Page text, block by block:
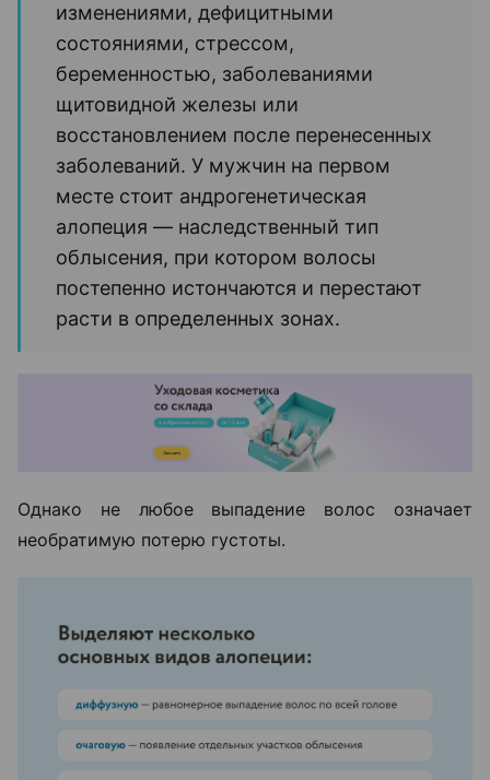
изменениями, дефицитными
состояниями, стрессом,
беременностью, заболеваниями
щитовидной железы или
восстановлением после перенесенных
заболеваний. У мужчин на первом
месте стоит андрогенетическая
алопеция — наследственный тип
облысения, при котором волосы
постепенно истончаются и перестают
расти в определенных зонах.
Однако не любое выпадение волос означает
необратимую потерю густоты.